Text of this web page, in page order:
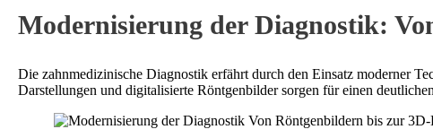
Modernisierung der Diagnostik:
Die zahnmedizinische Diagnostik erfährt durch den Einsatz moderner
Darstellungen und digitalisierte Röntgenbilder sorgen für einen